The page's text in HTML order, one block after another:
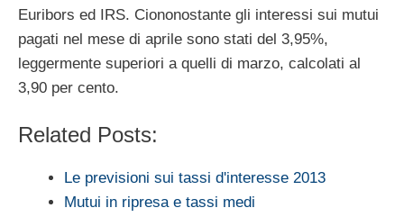
Euribors ed IRS. Ciononostante gli interessi sui mutui
pagati nel mese di aprile sono stati del 3,95%,
leggermente superiori a quelli di marzo, calcolati al
3,90 per cento.
Related Posts:
Le previsioni sui tassi d'interesse 2013
Mutui in ripresa e tassi medi